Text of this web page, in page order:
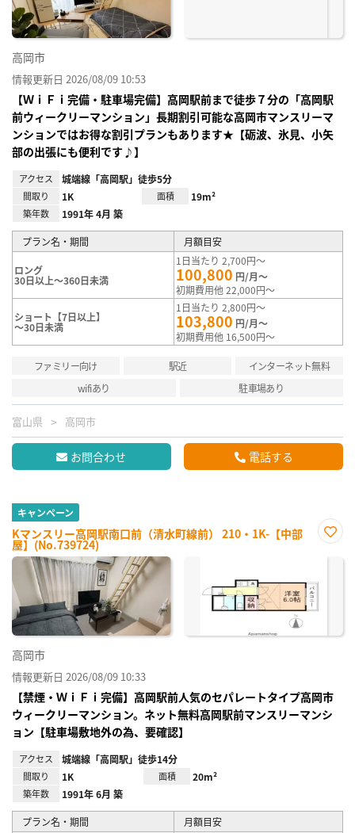
高岡市
情報更新日 2026/08/09 10:53
【ＷｉＦｉ完備・駐車場完備】高岡駅前まで徒歩７分の「高岡駅
前ウィークリーマンション」長期割引可能な高岡市マンスリーマ
ンションではお得な割引プランもあります★【砺波、氷見、小矢
部の出張にも便利です♪】
アクセス 城端線「高岡駅」徒歩5分
間取り 1K 面積 19m²
築年数 1991年 4月 築
プラン名・期間 月額目安
ロング
30日以上～360日未満
1日当たり 2,700円～
100,800 円/月～
初期費用他 22,000円～
ショート【7日以上】
～30日未満
1日当たり 2,800円～
103,800 円/月～
初期費用他 16,500円～
ファミリー向け 駅近
インターネット無料
wifiあり
駐車場あり
富山県 高岡市
お問合わせ 電話する
キャンペーン
Kマンスリー高岡駅南口前（清水町線前） 210・1K-【中部
屋】(No.739724)
に入
高岡市
情報更新日 2026/08/09 10:33
【禁煙・ＷｉＦｉ完備】高岡駅前人気のセパレートタイプ高岡市
ウィークリーマンション。ネット無料高岡駅前マンスリーマンシ
ョン【駐車場敷地外の為、要確認】
アクセス 城端線「高岡駅」徒歩14分
間取り 1K 面積 20m²
築年数 1991年 6月 築
プラン名・期間 月額目安